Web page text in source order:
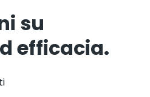
su
efficacia.